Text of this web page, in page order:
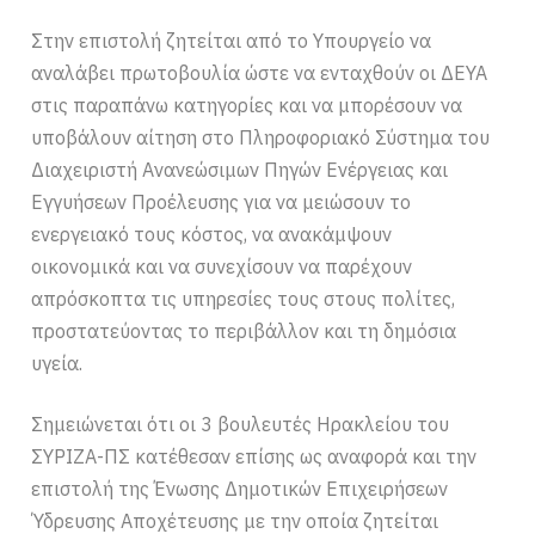
Στην επιστολή ζητείται από το Υπουργείο να
αναλάβει πρωτοβουλία ώστε να ενταχθούν οι ΔΕΥΑ
στις παραπάνω κατηγορίες και να μπορέσουν να
υποβάλουν αίτηση στο Πληροφοριακό Σύστημα του
Διαχειριστή Ανανεώσιμων Πηγών Ενέργειας και
Εγγυήσεων Προέλευσης για να μειώσουν το
ενεργειακό τους κόστος, να ανακάμψουν
οικονομικά και να συνεχίσουν να παρέχουν
απρόσκοπτα τις υπηρεσίες τους στους πολίτες,
προστατεύοντας το περιβάλλον και τη δημόσια
υγεία.
Σημειώνεται ότι οι 3 βουλευτές Ηρακλείου του
ΣΥΡΙΖΑ-ΠΣ κατέθεσαν επίσης ως αναφορά και την
επιστολή της Ένωσης Δημοτικών Επιχειρήσεων
Ύδρευσης Αποχέτευσης με την οποία ζητείται